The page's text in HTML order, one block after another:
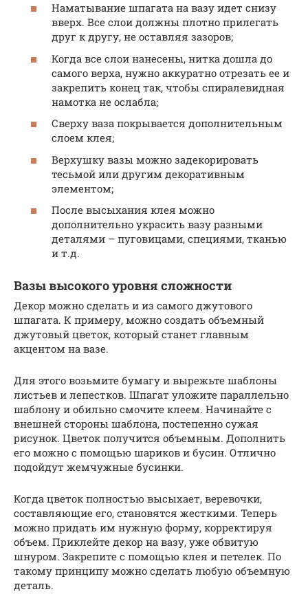
Наматывание шпагата на вазу идет снизу
вверх. Все слои должны плотно прилегать
друг к другу, не оставляя зазоров;
Когда все слои нанесены, нитка дошла до
самого верха, нужно аккуратно отрезать ее и
закрепить конец так, чтобы спиралевидная
намотка не ослабла;
Сверху ваза покрывается дополнительным
слоем клея;
Верхушку вазы можно задекорировать
тесьмой или другим декоративным
элементом;
После высыхания клея можно
дополнительно украсить вазу разными
деталями – пуговицами, специями, тканью
и т.д.
Вазы высокого уровня сложности
Декор можно сделать и из самого джутового
шпагата. К примеру, можно создать объемный
джутовый цветок, который станет главным
акцентом на вазе.
Для этого возьмите бумагу и вырежьте шаблоны
листьев и лепестков. Шпагат уложите параллельно
шаблону и обильно смочите клеем. Начинайте с
внешней стороны шаблона, постепенно сужая
рисунок. Цветок получится объемным. Дополнить
его можно с помощью шариков и бусин. Отлично
подойдут жемчужные бусинки.
Когда цветок полностью высыхает, веревочки,
составляющие его, становятся жесткими. Теперь
можно придать им нужную форму, корректируя
объем. Приклейте декор на вазу, уже обвитую
шнуром. Закрепите с помощью клея и петелек. По
такому принципу можно сделать любую объемную
деталь.